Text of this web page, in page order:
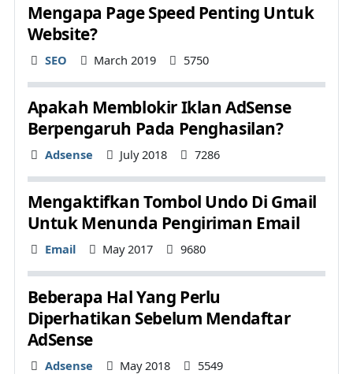
Mengapa Page Speed Penting Untuk
Website?
Details
SEO March 2019 5750
Apakah Memblokir Iklan AdSense
Berpengaruh Pada Penghasilan?
Details
Adsense July 2018 7286
Mengaktifkan Tombol Undo Di Gmail
Untuk Menunda Pengiriman Email
Details
Email May 2017 9680
Beberapa Hal Yang Perlu
Diperhatikan Sebelum Mendaftar
AdSense
Details
Adsense May 2018 5549